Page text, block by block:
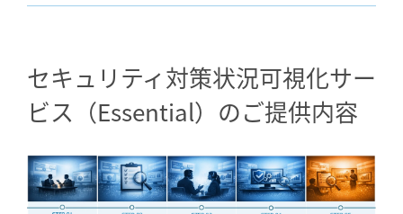
セキュリティ対策状況可視化サー
ビス（Essential）のご提供内容